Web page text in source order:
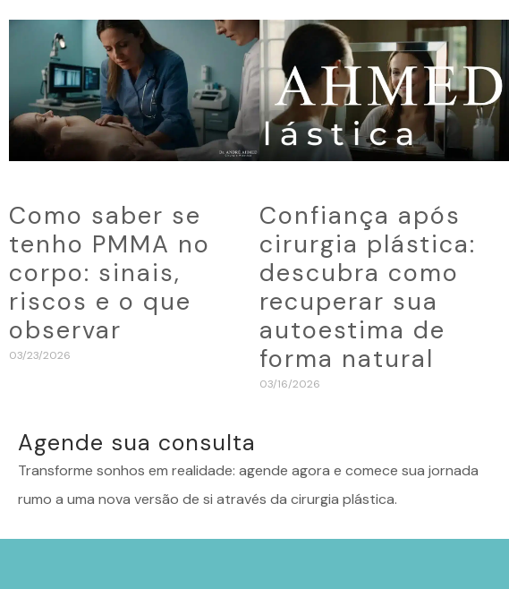
Como saber se
tenho PMMA no
corpo: sinais,
riscos e o que
observar
03/23/2026
Confiança após
cirurgia plástica:
descubra como
recuperar sua
autoestima de
forma natural
03/16/2026
Agende sua consulta
Transforme sonhos em realidade: agende agora e comece sua jornada
rumo a uma nova versão de si através da cirurgia plástica.